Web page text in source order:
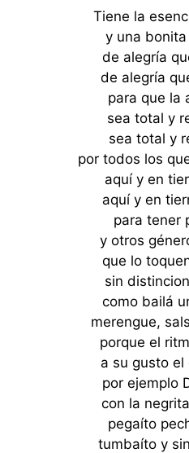
Tiene la
y una
de alegría
de alegría
para que la
sea total y
sea total y
por todos los
aquí y en
aquí y en
para tener
y otros
que lo
sin
como bailá
merengue,
porque el
a su gusto el
por ejemplo
con la
pegaíto
tumbaíto y